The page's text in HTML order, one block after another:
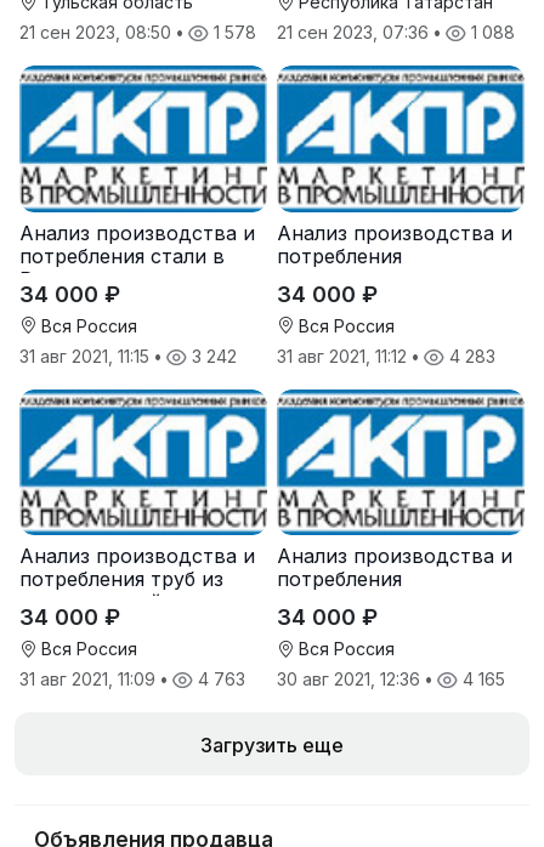
21 сен 2023, 08:50 • 1 578
21 сен 2023, 07:36 • 1 088
Анализ производства и
потребления стали в
России
34 000 ₽
Вся Россия
31 авг 2021, 11:15 • 3 242
Анализ производства и
потребления
агломерата и окатыша в
России
34 000 ₽
Вся Россия
31 авг 2021, 11:12 • 4 283
Анализ производства и
потребления труб из
нержавеющей стали в
России
34 000 ₽
Вся Россия
31 авг 2021, 11:09 • 4 763
Анализ производства и
потребления
России
34 000 ₽
Вся Россия
30 авг 2021, 12:36 • 4 165
Загрузить еще
Объявления продавца